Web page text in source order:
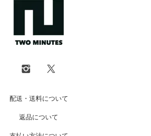
配送・送料について
返品について